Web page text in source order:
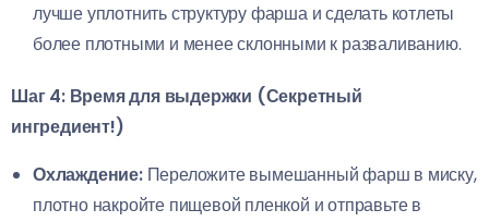
лучше уплотнить структуру фарша и сделать котлеты
более плотными и менее склонными к разваливанию.
Шаг 4: Время для выдержки (Секретный
ингредиент!)
Охлаждение:Переложите вымешанный фарш в миску,
плотно накройте пищевой пленкой и отправьте в